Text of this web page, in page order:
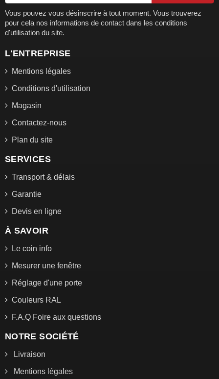
Vous pouvez vous désinscrire à tout moment. Vous trouverez
pour cela nos informations de contact dans les conditions
d'utilisation du site.
L'ENTREPRISE
Mentions légales
Conditions d'utilisation
Magasin
Contactez-nous
Plan du site
SERVICES
Transport & délais
Garantie
Devis en ligne
À SAVOIR
Le coin info
Mesurer une fenêtre
Réglage d'une porte
Couleurs RAL
F.A.Q Foire aux questions
NOTRE SOCIÉTÉ
Livraison
Mentions légales